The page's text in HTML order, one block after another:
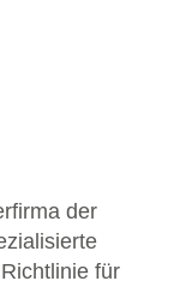
der
für